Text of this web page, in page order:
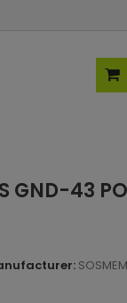
GND-43